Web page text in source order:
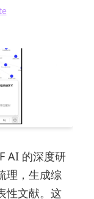
AI 的深度研
理，生成综
性文献。这